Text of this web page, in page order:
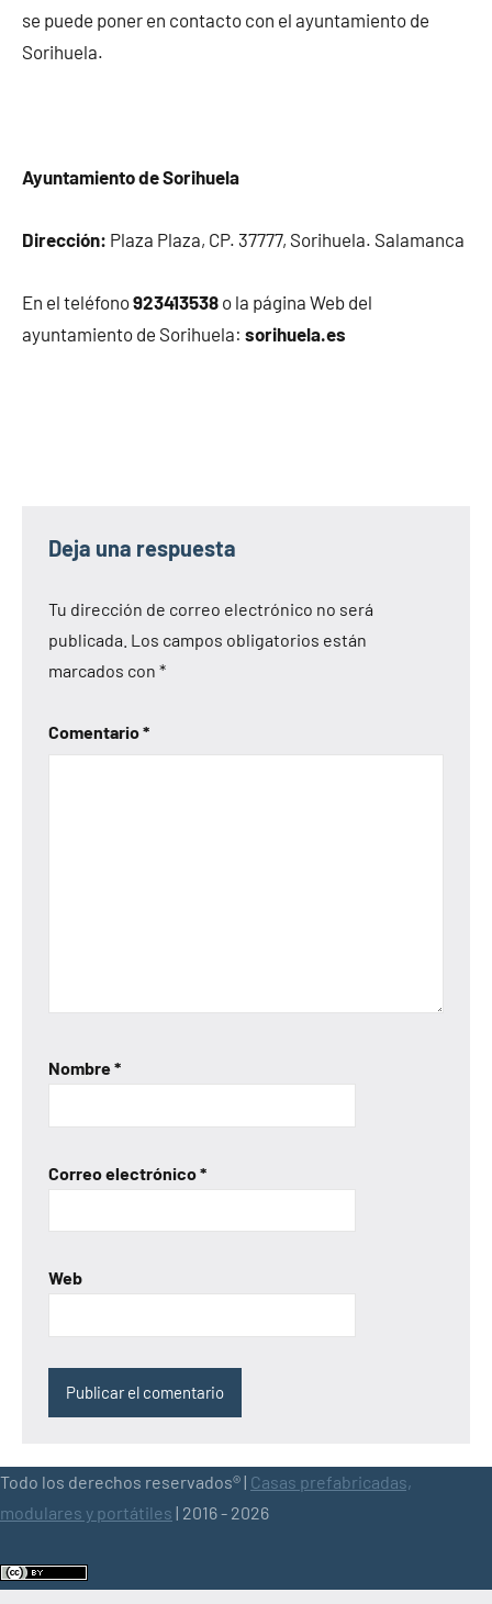
se puede poner en contacto con el ayuntamiento de
Sorihuela.
Ayuntamiento de Sorihuela
Dirección: Plaza Plaza, CP. 37777, Sorihuela. Salamanca
En el teléfono923413538 o la página Web del
ayuntamiento de Sorihuela: sorihuela.es
Deja una respuesta
Tu dirección de correo electrónico no será
publicada. Los campos obligatorios están
marcados con *
Comentario*
Nombre*
Correo electrónico*
Web
Todo los derechos reservados® | Casas prefabricadas,
modulares y portátiles | 2016 - 2026